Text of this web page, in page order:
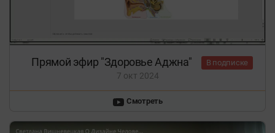
Прямой эфир "Здоровье Аджна" В подписке
7 окт 2024
Смотреть